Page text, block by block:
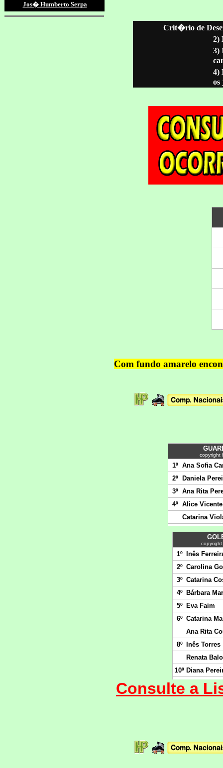
Crit�rio de
2)
3)
4)
os
Com fundo amarelo
Consulte a